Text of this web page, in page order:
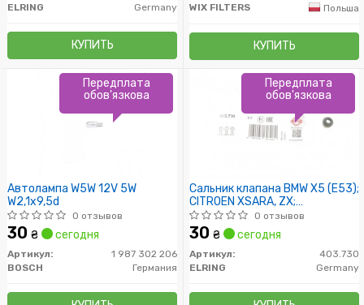
ELRING
Germany
КУПИТЬ
WIX FILTERS
Польша
КУПИТЬ
Автолампа W5W 12V 5W
W2,1x9,5d
0 отзывов
30 ₴ сегодня
Артикул:
1 987 302 206
BOSCH
Германия
Передплата
обов'язкова
Сальник клапана BMW X5 (E53);
CITROEN XSARA, ZX;
CHEVROLET LACETTI
0 отзывов
30 ₴ сегодня
Артикул:
403.730
ELRING
Germany
Передплата
обов'язкова